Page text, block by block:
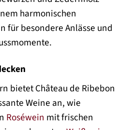
harmonischen
für besondere Anlässe und
bietet Château de Ribebon
Weine an, wie
Roséwein mit frischen